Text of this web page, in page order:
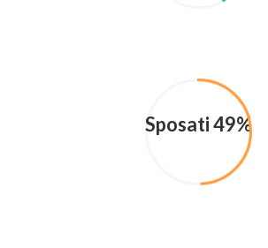
Sposati 49%